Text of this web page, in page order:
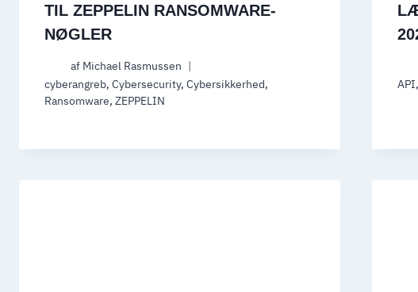
TIL ZEPPELIN RANSOMWARE-
NØGLER
af Michael Rasmussen
cyberangreb, Cybersecurity, Cybersikkerhed,
Ransomware, ZEPPELIN
API,